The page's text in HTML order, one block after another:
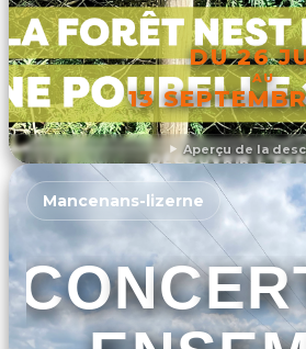
Aperçu de la
DU 26
AU
13
DÉCOUVRIR
Mancenans-lizerne